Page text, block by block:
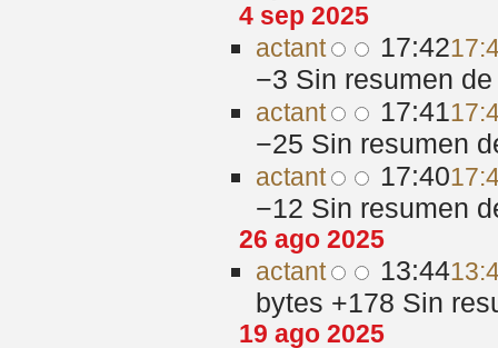
4 sep 2025
actant 17:42
−3 Sin resumen
actant 17:41
−25 Sin resumen
actant 17:40
−12 Sin resumen
26 ago 2025
actant 13:44
bytes +178 Sin
19 ago 2025